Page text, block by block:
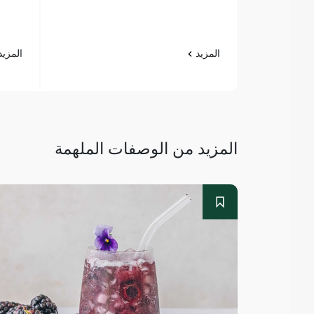
المزيد
المزيد من الوصفات الملهمة